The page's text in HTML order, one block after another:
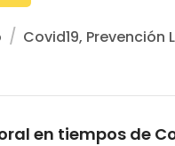
Covid19, Prevención
en tiempos de